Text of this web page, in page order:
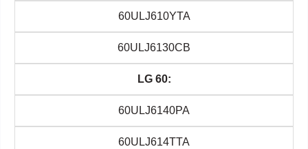
60ULJ610YTA
60ULJ6130CB
LG 60:
60ULJ6140PA
60ULJ614TTA